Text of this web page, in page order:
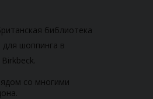
библиотека
шоппинга в
со многими